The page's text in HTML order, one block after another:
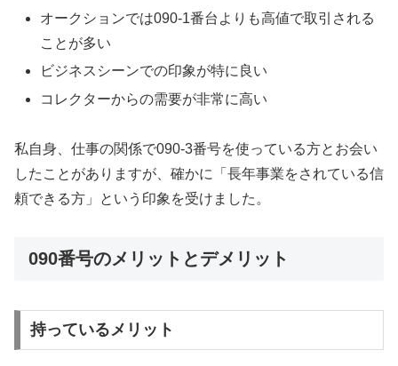
オークションでは090-1番台よりも高値で取引される
ことが多い
ビジネスシーンでの印象が特に良い
コレクターからの需要が非常に高い
私自身、仕事の関係で090-3番号を使っている方とお会い
したことがありますが、確かに「長年事業をされている信
頼できる方」という印象を受けました。
090番号のメリットとデメリット
持っているメリット